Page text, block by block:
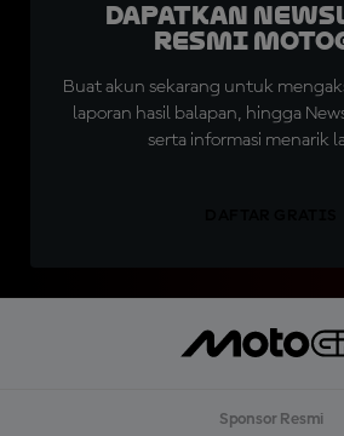
Dapatkan
Resmi
Buat akun sekarang untuk
laporan hasil balapan, hingga
serta informasi menarik
Sponsor Resmi